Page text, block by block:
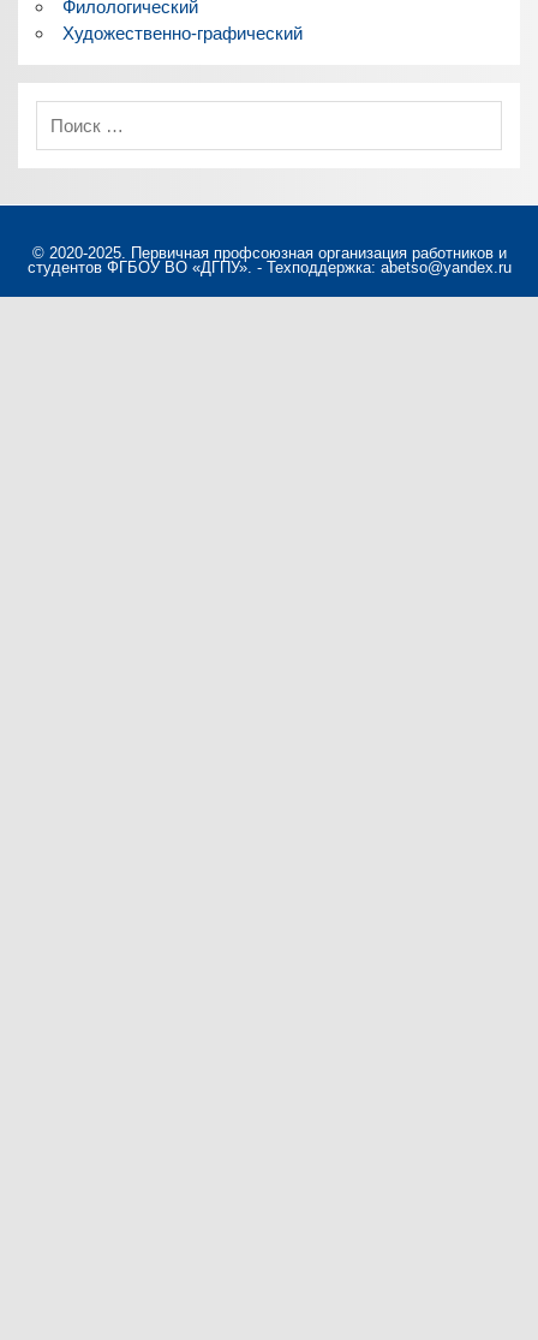
Филологический
Художественно-графический
© 2020-2025. Первичная профсоюзная организация работников и
студентов ФГБОУ ВО «ДГПУ». - Техподдержка: abetso@yandex.ru